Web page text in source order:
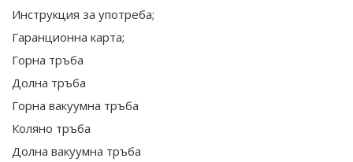
Инструкция за употреба;
Гаранционна карта;
Горна тръба
Долна тръба
Горна вакуумна тръба
Коляно тръба
Долна вакуумна тръба